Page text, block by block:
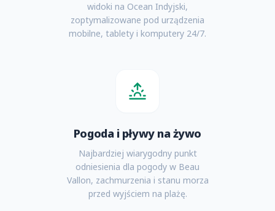
widoki na Ocean Indyjski,
zoptymalizowane pod urządzenia
mobilne, tablety i komputery 24/7.
Pogoda i pływy na żywo
Najbardziej wiarygodny punkt
odniesienia dla pogody w Beau
Vallon, zachmurzenia i stanu morza
przed wyjściem na plażę.